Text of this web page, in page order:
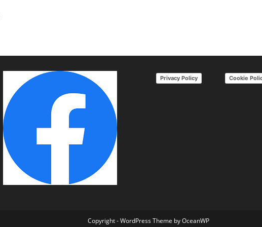
Privacy Policy Cookie
Copyright - WordPress Theme by OceanWP